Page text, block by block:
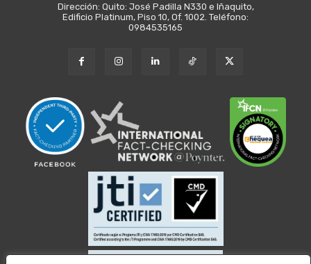
Dirección: Quito: José Padilla N330 e Iñaquito,
Edificio Platinum, Piso 10, Of. 1002. Teléfono:
0984535165